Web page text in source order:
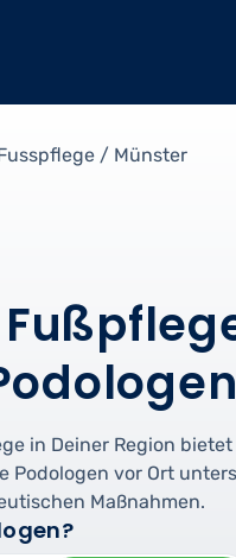
/ Münster
in Deiner Region
Podologen vor Ort
Maßnahmen.